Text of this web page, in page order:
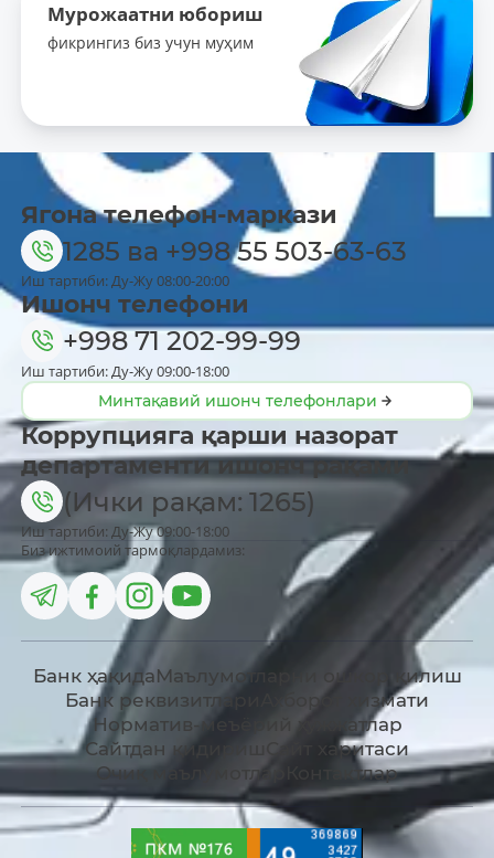
Мурожаатни юбориш
фикрингиз биз учун муҳим
Ягона телефон-маркази
1285 ва +998 55 503-63-63
Иш тартиби: Ду-Жу 08:00-20:00
Ишонч телефони
+998 71 202-99-99
Иш тартиби: Ду-Жу 09:00-18:00
Минтақавий ишонч телефонлари
Коррупцияга қарши назорат
департаменти ишонч рақами
(Ички рақам: 1265)
Иш тартиби: Ду-Жу 09:00-18:00
Биз ижтимоий тармоқлардамиз:
Банк ҳақидаМаълумотларни ошкор қилиш
Банк реквизитлари
Ахборот хизмати
Норматив-меъёрий ҳужжатлар
Сайтдан қидириш
Сайт харитаси
Очиқ маълумотлар
Контактлар